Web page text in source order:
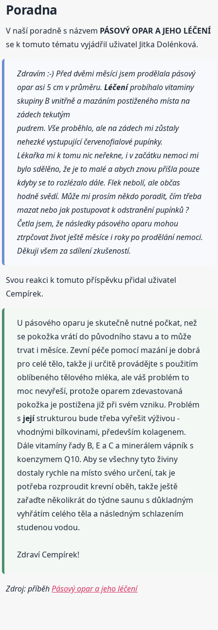
Poradna
V naší poradně s názvem PÁSOVÝ OPAR A JEHO LÉČENÍ
se k tomuto tématu vyjádřil uživatel Jitka Dolénková.
Zdravím :-) Před dvěmi měsíci jsem prodělala pásový
opar asi 5 cm v průměru.Léčeníprobíhalo vitaminy
skupiny B vnitřně a mazáním postiženého místa na
zádech tekutým
pudrem. Vše proběhlo, ale na zádech mi zůstaly
nehezké vystupující červenofialové pupínky.
Lékařka mi k tomu nic neřekne, i v začátku nemoci mi
bylo sdělěno, že je to malé a abych znovu přišla pouze
kdyby se to rozlézalo dále. Flek nebolí, ale občas
hodně svědí. Může mi prosím někdo poradit, čím třeba
mazat nebo jak postupovat k odstranění pupínků ?
Četla jsem, že následky pásového oparu mohou
ztrpčovat život ještě měsíce i roky po prodělání nemoci.
Děkuji všem za sdílení zkušeností.
Svou reakci k tomuto příspěvku přidal uživatel
Cempírek.
U pásového oparu je skutečně nutné počkat, než
se pokožka vrátí do původního stavu a to může
trvat i měsíce. Zevní péče pomocí mazání je dobrá
pro celé tělo, takže ji určitě provádějte s použitím
oblíbeného tělového mléka, ale váš problém to
moc nevyřeší, protože oparem zdevastovaná
pokožka je postižena již při svém vzniku. Problém
s jejístrukturou bude třeba vyřešit výživou -
vhodnými bílkovinami, především kolagenem.
Dále vitamíny řady B, E a C a minerálem vápník s
koenzymem Q10. Aby se všechny tyto živiny
dostaly rychle na místo svého určení, tak je
potřeba rozproudit krevní oběh, takže ještě
zařaďte několikrát do týdne saunu s důkladným
vyhřátím celého těla a následným schlazením
studenou vodou.
Zdraví Cempírek!
Zdroj: příběhPásový opar a jeho léčení